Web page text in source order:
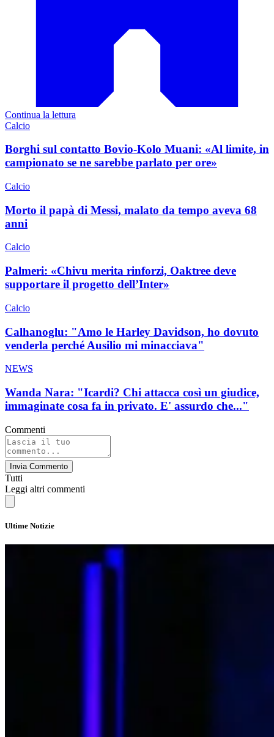
Continua la lettura
Calcio
Borghi sul contatto Bovio-Kolo Muani: «Al limite, in
campionato se ne sarebbe parlato per ore»
Calcio
Morto il papà di Messi, malato da tempo aveva 68
anni
Calcio
Palmeri: «Chivu merita rinforzi, Oaktree deve
supportare il progetto dell’Inter»
Calcio
Calhanoglu: "Amo le Harley Davidson, ho dovuto
venderla perché Ausilio mi minacciava"
NEWS
Wanda Nara: "Icardi? Chi attacca così un giudice,
immaginate cosa fa in privato. E' assurdo che..."
Commenti
Invia Commento
Tutti
Leggi altri commenti
Ultime Notizie